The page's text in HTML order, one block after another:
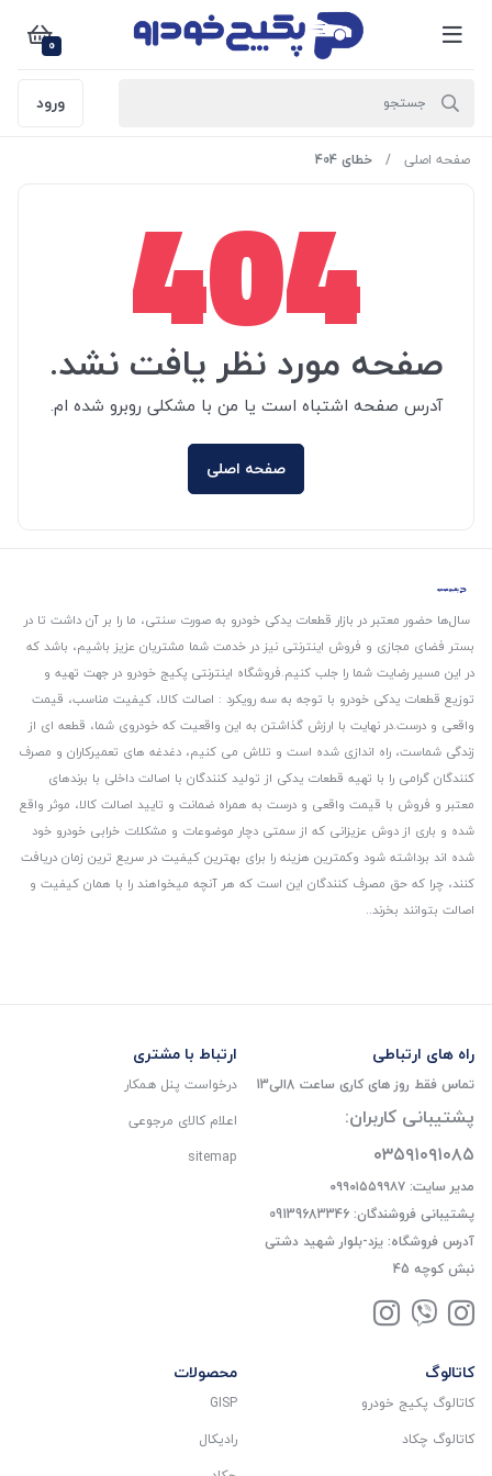
0
ورود
صفحه اصلی خطای 404
404
صفحه مورد نظر یافت نشد.
آدرس صفحه اشتباه است یا من با مشکلی روبرو شده ام.
صفحه اصلی
سال‌ها حضور معتبر در بازار قطعات یدکی خودرو به صورت سنتی، ما را بر آن داشت تا در
بستر فضای مجازی و فروش اینترنتی نیز در خدمت شما مشتریان عزیز باشیم، باشد که
در این مسیر رضایت شما را جلب کنیم.فروشگاه اینترنتی پکیج خودرو در جهت تهیه و
توزیع قطعات یدکی خودرو با توجه به سه رویکرد : اصالت کالا، کیفیت مناسب، قیمت
واقعی و درست.در نهایت با ارزش گذاشتن به این واقعیت که خودروی شما، قطعه ای از
زندگی شماست، راه اندازی شده است و تلاش می کنیم، دغدغه های تعمیرکاران و مصرف
کنندگان گرامی را با تهیه قطعات یدکی از تولید کنندگان با اصالت داخلی با برندهای
معتبر و فروش با قیمت واقعی و درست به همراه ضمانت و تایید اصالت کالا، موثر واقع
شده و باری از دوش عزیزانی که از سمتی دچار موضوعات و مشکلات خرابی خودرو خود
شده اند برداشته شود و‌کمترین هزینه را برای بهترین کیفیت در سریع ترین زمان دریافت
کنند، چرا که حق مصرف کنندگان این است که هر آنچه میخواهند را با همان کیفیت و
اصالت بتوانند بخرند..
راه های ارتباطی
تماس فقط روز های کاری ساعت 8الی13
پشتیبانی کاربران:
۰۳۵۹۱۰۹۱۰۸۵
مدیر سایت: ۰۹۹۰۱۵۵۹۹۸۷
پشتیبانی فروشندگان: 09139683346
آدرس فروشگاه: یزد-بلوار شهید دشتی
نبش کوچه 45
ارتباط با مشتری
درخواست پنل همکار
اعلام کالای مرجوعی
sitemap
کاتالوگ
کاتالوگ پکیج خودرو
کاتالوگ چکاد
محصولات
GISP
رادیکال